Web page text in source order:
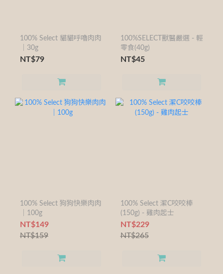
100% Select 貓貓呼嚕肉肉
｜30g
NT$79
100%SELECT獸醫嚴選 - 輕
零食(40g)
NT$45
100% Select 狗狗快樂肉肉
｜100g
NT$149
NT$159
100% Select 潔C咬咬棒
(150g) - 雞肉起士
NT$229
NT$265